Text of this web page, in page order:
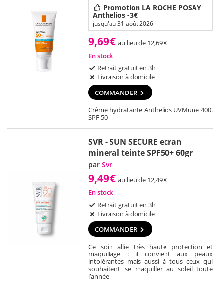
Promotion LA ROCHE POSAY
Anthelios -3€
jusqu'au 31 août 2026
9,69€ au lieu de12,69€
En stock
Retrait gratuit en 3h
Livraison à domicile
COMMANDER
Crème hydratante Anthelios UVMune 400.
SPF 50
SVR - SUN SECURE ecran
mineral teinte SPF50+ 60gr
parSvr
9,49€ au lieu de12,49€
En stock
Retrait gratuit en 3h
Livraison à domicile
COMMANDER
Ce soin allie très haute protection et
maquillage : il convient aux peaux
intolérantes mais aussi à tous ceux qui
souhaitent se maquiller au soleil toute
l’année.